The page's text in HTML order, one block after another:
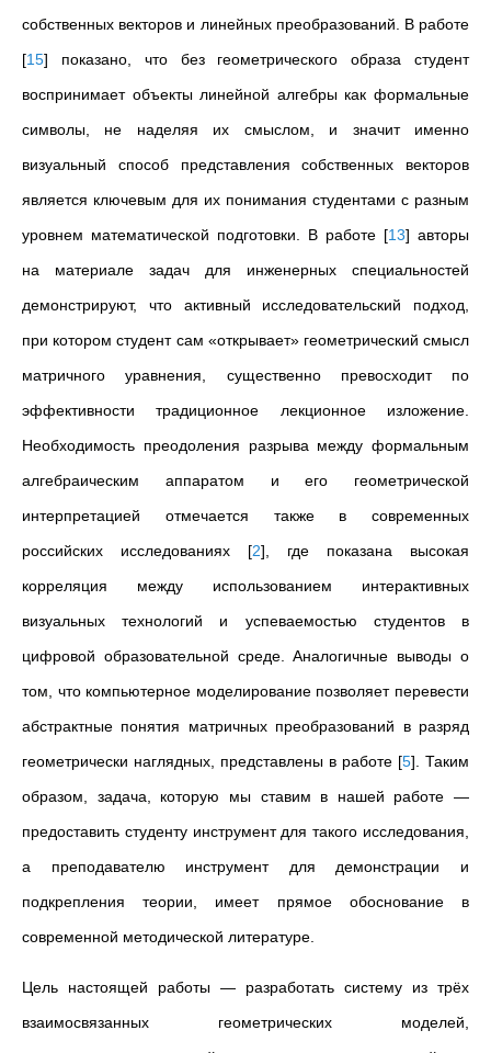
собственных векторов и линейных преобразований. В работе
[15] показано, что без геометрического образа студент
воспринимает объекты линейной алгебры как формальные
символы, не наделяя их смыслом, и значит именно
визуальный способ представления собственных векторов
является ключевым для их понимания студентами с разным
уровнем математической подготовки. В работе [13] авторы
на материале задач для инженерных специальностей
демонстрируют, что активный исследовательский подход,
при котором студент сам «открывает» геометрический смысл
матричного уравнения, существенно превосходит по
эффективности традиционное лекционное изложение.
Необходимость преодоления разрыва между формальным
алгебраическим аппаратом и его геометрической
интерпретацией отмечается также в современных
российских исследованиях [2] , где показана высокая
корреляция между использованием интерактивных
визуальных технологий и успеваемостью студентов в
цифровой образовательной среде. Аналогичные выводы о
том, что компьютерное моделирование позволяет перевести
абстрактные понятия матричных преобразований в разряд
геометрически наглядных, представлены в работе [5] . Таким
образом, задача, которую мы ставим в нашей работе —
предоставить студенту инструмент для такого исследования,
а преподавателю инструмент для демонстрации и
подкрепления теории, имеет прямое обоснование в
современной методической литературе.
Цель настоящей работы — разработать систему из трёх
взаимосвязанных геометрических моделей,